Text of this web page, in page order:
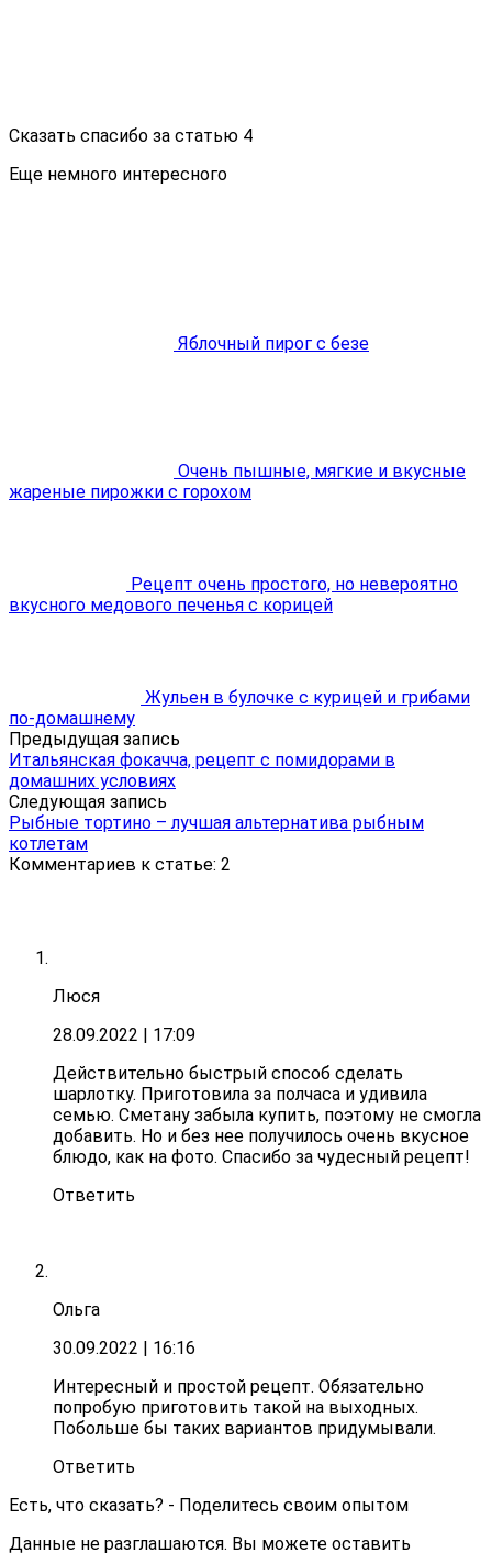
Сказать спасибо за статью 4
Еще немного интересного
Яблочный пирог с безе
Очень пышные, мягкие и вкусные
жареные пирожки с горохом
Рецепт очень простого, но невероятно
вкусного медового печенья с корицей
Жульен в булочке с курицей и грибами
по-домашнему
Предыдущая запись
Итальянская фокачча, рецепт с помидорами в
домашних условиях
Следующая запись
Рыбные тортино – лучшая альтернатива рыбным
котлетам
Комментариев к статье: 2
Люся
28.09.2022 | 17:09
Действительно быстрый способ сделать
шарлотку. Приготовила за полчаса и удивила
семью. Сметану забыла купить, поэтому не смогла
добавить. Но и без нее получилось очень вкусное
блюдо, как на фото. Спасибо за чудесный рецепт!
Ответить
Ольга
30.09.2022 | 16:16
Интересный и простой рецепт. Обязательно
попробую приготовить такой на выходных.
Побольше бы таких вариантов придумывали.
Ответить
Есть, что сказать? - Поделитесь своим опытом
Данные не разглашаются. Вы можете оставить